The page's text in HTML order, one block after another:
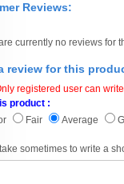
Reviews:
currently no reviews for
review for this
registered user can
product :
Fair Average
sometimes to write a